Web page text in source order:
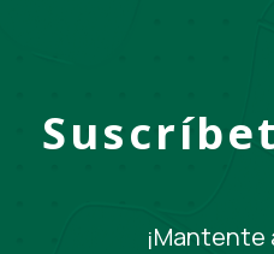
¡Mantente